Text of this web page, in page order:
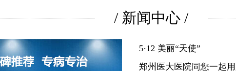
/ 新闻中心 /
5·12 美丽“天使”
郑州医大医院同您一起